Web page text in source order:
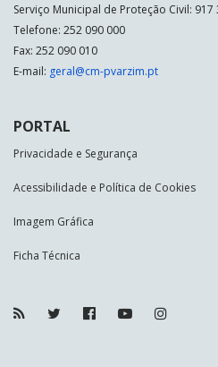
Serviço Municipal de Proteção Civil: 917
Telefone: 252 090 000
Fax: 252 090 010
E-mail: geral@cm-pvarzim.pt
PORTAL
Privacidade e Segurança
Acessibilidade e Política de Cookies
Imagem Gráfica
Ficha Técnica